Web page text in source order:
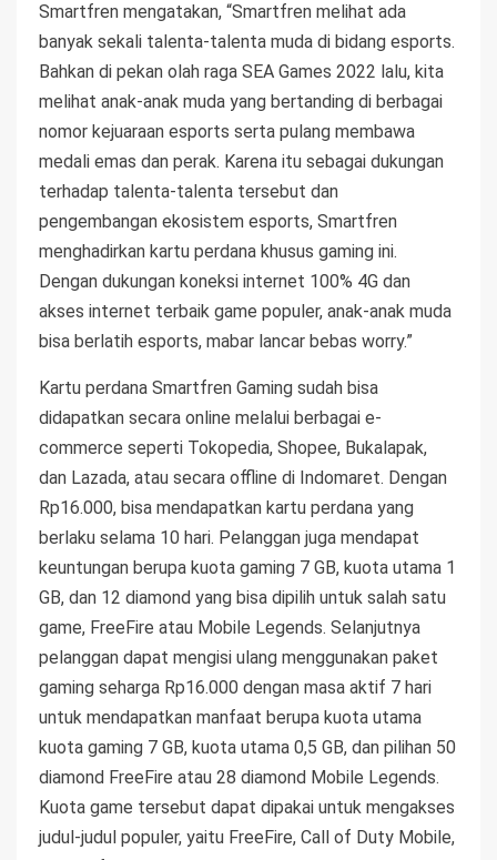
Smartfren mengatakan, “Smartfren melihat ada
banyak sekali talenta-talenta muda di bidang esports.
Bahkan di pekan olah raga SEA Games 2022 lalu, kita
melihat anak-anak muda yang bertanding di berbagai
nomor kejuaraan esports serta pulang membawa
medali emas dan perak. Karena itu sebagai dukungan
terhadap talenta-talenta tersebut dan
pengembangan ekosistem esports, Smartfren
menghadirkan kartu perdana khusus gaming ini.
Dengan dukungan koneksi internet 100% 4G dan
akses internet terbaik game populer, anak-anak muda
bisa berlatih esports, mabar lancar bebas worry.”
Kartu perdana Smartfren Gaming sudah bisa
didapatkan secara online melalui berbagai e-
commerce seperti Tokopedia, Shopee, Bukalapak,
dan Lazada, atau secara offline di Indomaret. Dengan
Rp16.000, bisa mendapatkan kartu perdana yang
berlaku selama 10 hari. Pelanggan juga mendapat
keuntungan berupa kuota gaming 7 GB, kuota utama 1
GB, dan 12 diamond yang bisa dipilih untuk salah satu
game, FreeFire atau Mobile Legends. Selanjutnya
pelanggan dapat mengisi ulang menggunakan paket
gaming seharga Rp16.000 dengan masa aktif 7 hari
untuk mendapatkan manfaat berupa kuota utama
kuota gaming 7 GB, kuota utama 0,5 GB, dan pilihan 50
diamond FreeFire atau 28 diamond Mobile Legends.
Kuota game tersebut dapat dipakai untuk mengakses
judul-judul populer, yaitu FreeFire, Call of Duty Mobile,